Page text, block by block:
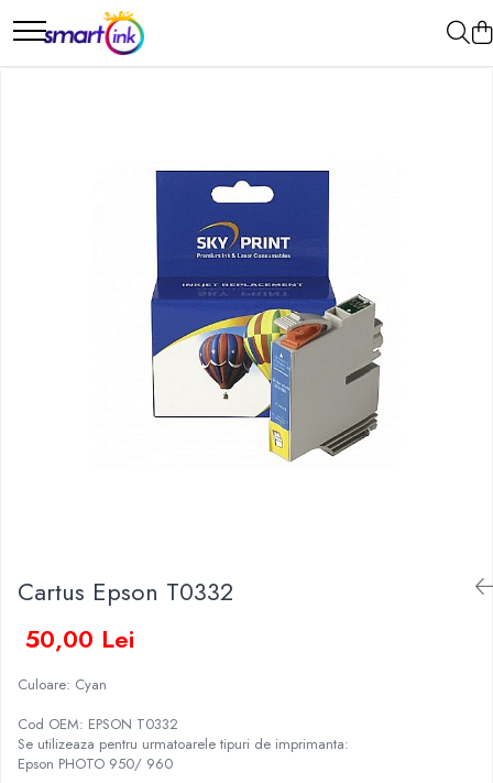
Cartus Epson T0332
50,00 Lei
Culoare: Cyan
Cod OEM: EPSON T0332
Se utilizeaza pentru urmatoarele tipuri de imprimanta:
Epson PHOTO 950/ 960